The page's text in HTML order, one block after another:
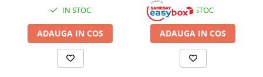
IN STOC
ADAUGA IN COS
IN STOC
ADAUGA IN COS